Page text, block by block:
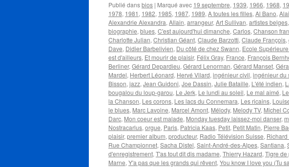
Publié dansbios | Marqué avec 19 septembre, 1939, 1966, 1968,
1978, 1981 , 1982, 1985, 1987, 1989, A toutes les filles, Al Bano,
Alexandrie Alexandra, Allain, arrangeur, Art Sullivan, artistes belges,
biographie, blues, C'est aujourd'hui dimanche, Carlos, Chanson
Charlotte Julian, Christian Géant, Claude Barzotti, Claude François,
Dave, Didier Barbelivien, Du côté de chez Swann, Ecole
est d'ailleurs, Et mourir de plaisir, Félix Gray, France, François
Berliner, Gérard Depardieu, Gérard Lenorman, Gérard Manset,
Mardel, Herbert Léonard, Hervé Vilard, ingénieur civil, ingénieur du
Bisson, jazz, Jean Guidoni, Joe Dassin, Julie Bataille, L'été indien,
bougalou du loup-garou, Le Jerk, Le lundi au soleil, Le mal aimé,
la Chanson, Les corons, Les lacs du Connemara, Les ricains,
le blues, Marc Lavoine, Marcel Amont, Mélody, Melody TV, Michel
Darc, Mon coeur est malade, Monday tuesday laissez-moi danser,
Nostracarlus, orgue, Paris, Patricia Kaas, Petit, Petit Matin, Pierre
plaisir, premier album, producteur, Radio Télévision Suisse, Richard
Rue Championnet, Sacha Distel, Saint-André-des-Alpes, Santiana,
d'enregistrement, T'as tout dit dis madame, Thierry Hazard, Tigre de
Marne, Y'a pas que les grands qui rêvent, You know I love you (Tu